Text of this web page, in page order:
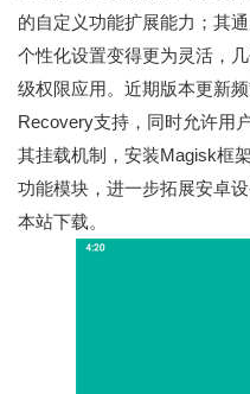
的自定义功能扩展能力；其
个性化设置变得更为灵活，
级权限应用。近期版本更新
Recovery支持，同时允许用
其挂载机制，安装Magisk框
功能模块，进一步拓展安卓
本站下载。